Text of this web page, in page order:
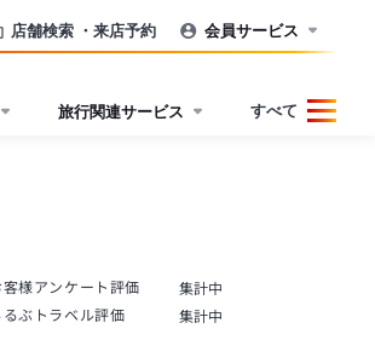
店舗検索 ・来店予約 会員サービス
旅行関連サービス すべて
客様アンケート評価
集計中
るぶトラベル評価
集計中